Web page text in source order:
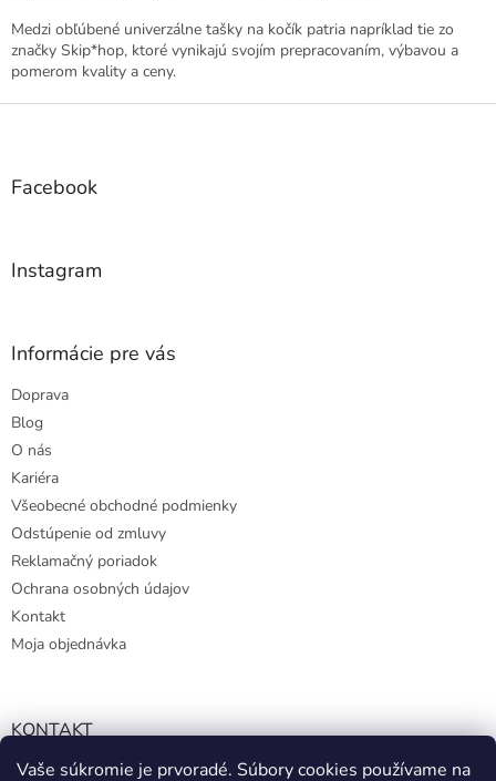
Vaše súkromie je prvoradé. Súbory cookies používame na
i
e
v
Medzi obľúbené univerzálne tašky na kočík patria napríklad tie zo
značky Skip*hop, ktoré vynikajú svojím prepracovaním, výbavou a
pomerom kvality a ceny.
Z
Facebook
Instagram
Informácie pre vás
Doprava
Blog
O nás
Kariéra
Všeobecné obchodné podmienky
Odstúpenie od zmluvy
Reklamačný poriadok
Ochrana osobných údajov
Kontakt
Moja objednávka
KONTAKT
info@kmart.sk